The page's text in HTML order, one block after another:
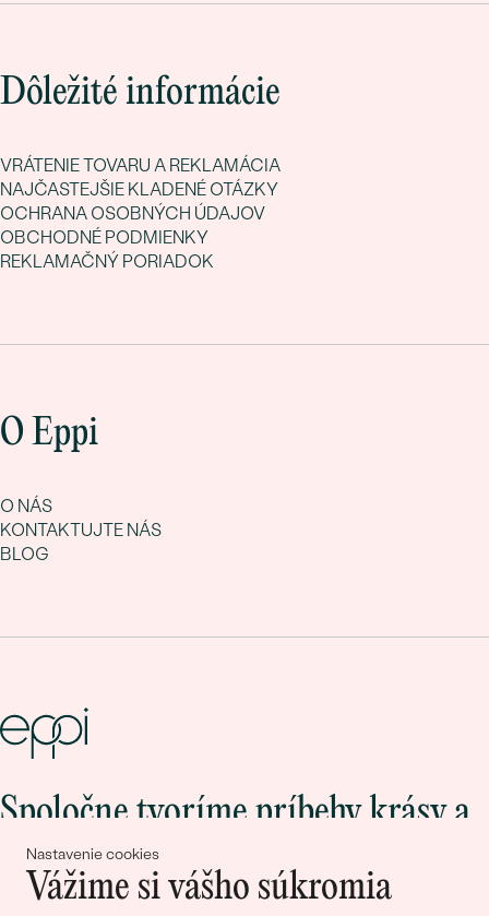
Nastavenie cookies
Vážime si vášho súkromia
Dôležité informácie
VRÁTENIE TOVARU A REKLAMÁCIA
NAJČASTEJŠIE KLADENÉ OTÁZKY
OCHRANA OSOBNÝCH ÚDAJOV
OBCHODNÉ PODMIENKY
REKLAMAČNÝ PORIADOK
O Eppi
O NÁS
KONTAKTUJTE NÁS
BLOG
Spoločne tvoríme príbehy krásy a
lásky